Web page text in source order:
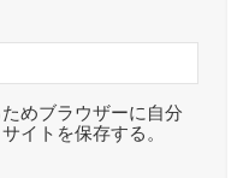
めブラウザーに自分
イトを保存する。